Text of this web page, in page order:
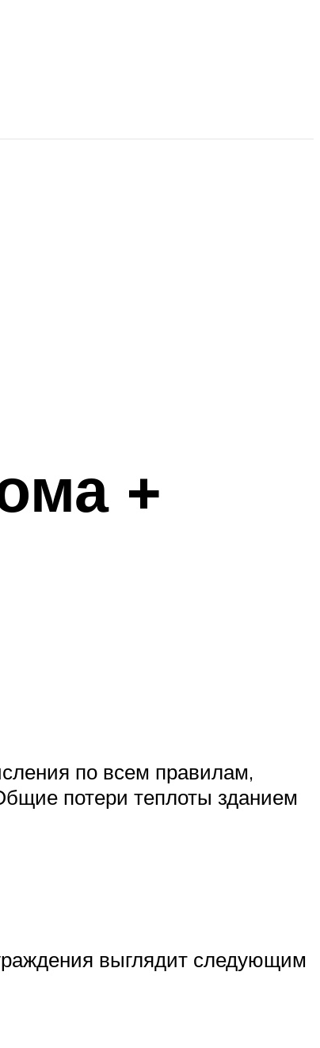
+
по всем правилам,
потери теплоты зданием
выглядит следующим